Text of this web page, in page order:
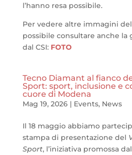
l’hanno resa possibile.
Per vedere altre immagini
possibile consultare anche la
dal CSI: FOTO
Tecno Diamant al fianco
Sport: sport, inclusione e
cuore di Modena
Mag 19, 2026| Events, News
Il 18 maggio abbiamo
stampa di presentazione del
Sport, l’iniziativa promossa